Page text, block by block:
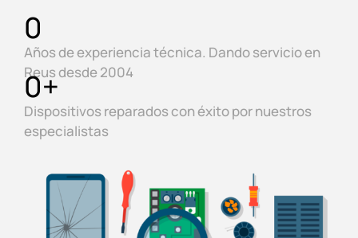
Años de experiencia técnica. Dando servicio en
Reus desde 2004
0
Dispositivos reparados con éxito por nuestros
especialistas
0+